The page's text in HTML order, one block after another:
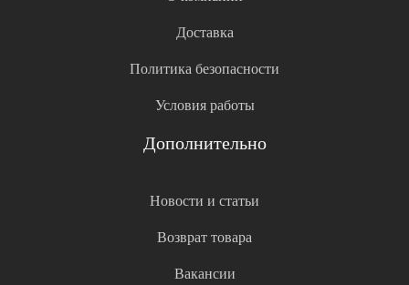
Доставка
Политика безопасности
Условия работы
Дополнительно
Новости и статьи
Возврат товара
Вакансии